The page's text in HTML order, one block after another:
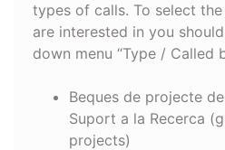
types of calls. To select
are interested in you
down menu “Type / Called
Beques de projecte
Suport a la Recerca
projects)